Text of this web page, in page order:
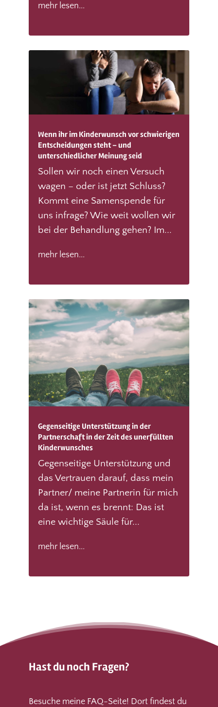
mehr lesen...
Wenn ihr im Kinderwunsch vor schwierigen
Entscheidungen steht – und
unterschiedlicher Meinung seid
Sollen wir noch einen Versuch
wagen – oder ist jetzt Schluss?
Kommt eine Samenspende für
uns infrage? Wie weit wollen wir
bei der Behandlung gehen? Im...
mehr lesen...
Gegenseitige Unterstützung in der
Partnerschaft in der Zeit des unerfüllten
Kinderwunsches
Gegenseitige Unterstützung und
das Vertrauen darauf, dass mein
Partner/ meine Partnerin für mich
da ist, wenn es brennt: Das ist
eine wichtige Säule für...
mehr lesen...
Hast du noch Fragen?
Besuche meine FAQ-Seite! Dort findest du